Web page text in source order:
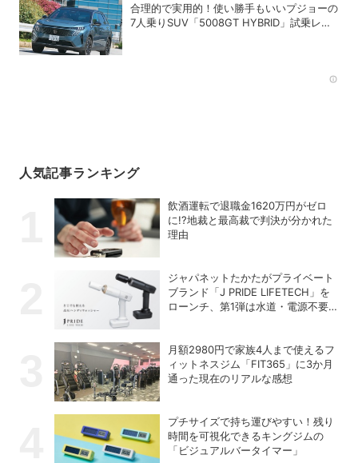
合理的で実用的！使い勝手もいいプジョーの
7人乗りSUV「5008GT HYBRID」試乗レビ
人気記事ランキング
飲酒運転で退職金1620万円がゼロ
に!?地裁と最高裁で判決が分かれた
理由
ジャパネットたかたがプライベート
ブランド「J PRIDE LIFETECH」を
ローンチ、第1弾は水道・電源不要
月額2980円で家族4人まで使えるフ
ィットネスジム「FIT365」に3か月
通った現在のリアルな感想
プチサイズで持ち運びやすい！残り
時間を可視化できるキングジムの
「ビジュアルバータイマー」